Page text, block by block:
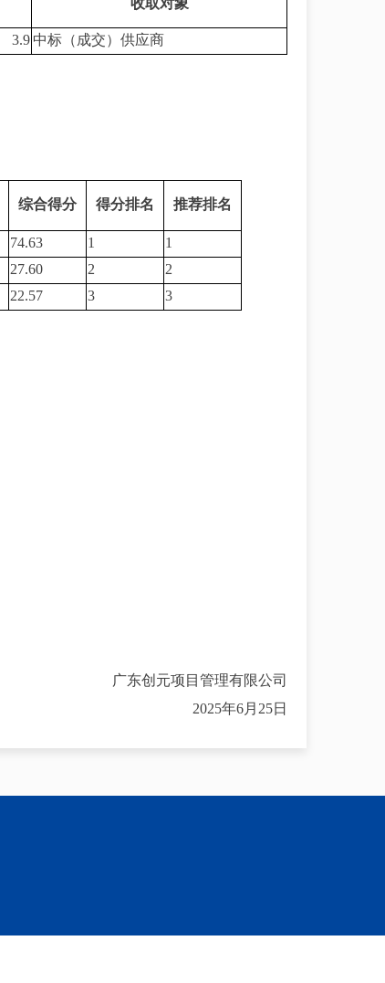
收取对象
3.9 中标（成交）供应商
综合得分 得分排名 推荐排名
74.63 1
1
27.60 2
2
22.57 3 3
广东创元项目管理有限公司
2025年6月25日